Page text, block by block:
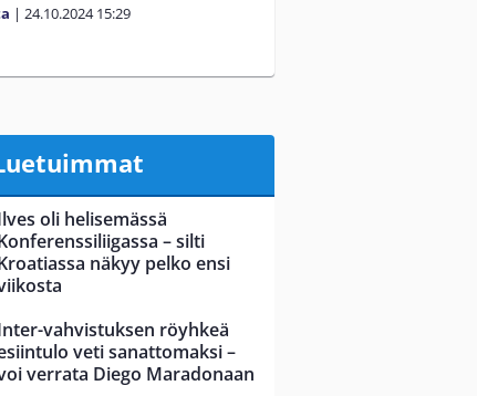
| 24.10.2024 15:29
oli helisemässä
– silti
näkyy pelko ensi
vahvistuksen röyhkeä
veti sanattomaksi –
verrata Diego Maradonaan